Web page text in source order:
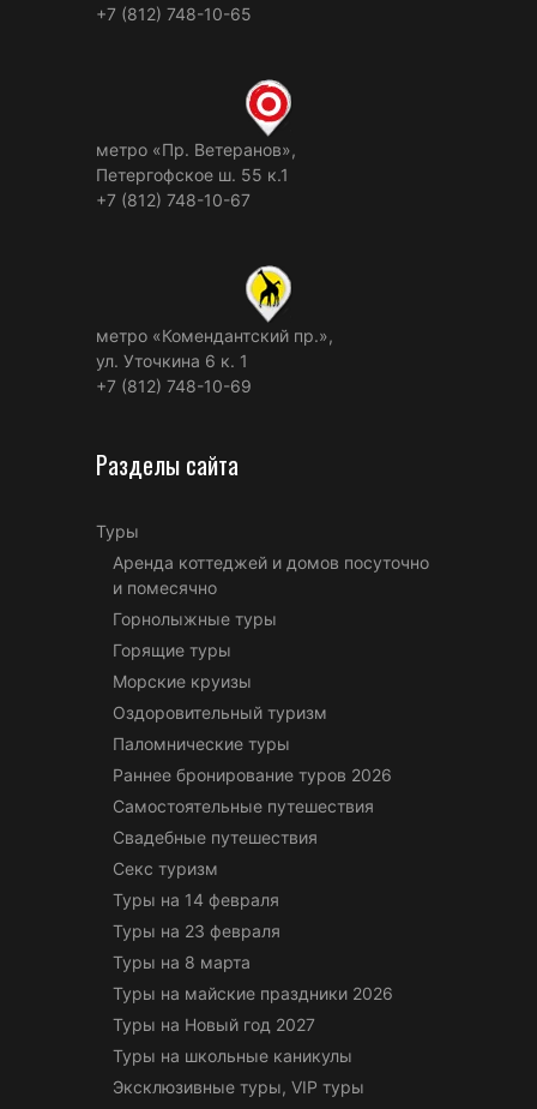
+7 (812) 748-10-65
метро «Пр. Ветеранов»,
Петергофское ш. 55 к.1
+7 (812) 748-10-67
метро «Комендантский пр.»,
ул. Уточкина 6 к. 1
+7 (812) 748-10-69
Разделы сайта
Туры
Аренда коттеджей и домов посуточно
и помесячно
Горнолыжные туры
Горящие туры
Морские круизы
Оздоровительный туризм
Паломнические туры
Раннее бронирование туров 2026
Самостоятельные путешествия
Свадебные путешествия
Секс туризм
Туры на 14 февраля
Туры на 23 февраля
Туры на 8 марта
Туры на майские праздники 2026
Туры на Новый год 2027
Туры на школьные каникулы
Эксклюзивные туры, VIP туры